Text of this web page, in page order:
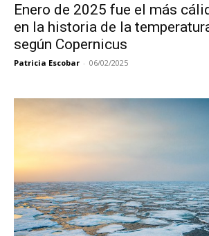
Enero de 2025 fue el más
en la historia de la
según Copernicus
Patricia Escobar - 06/02/2025